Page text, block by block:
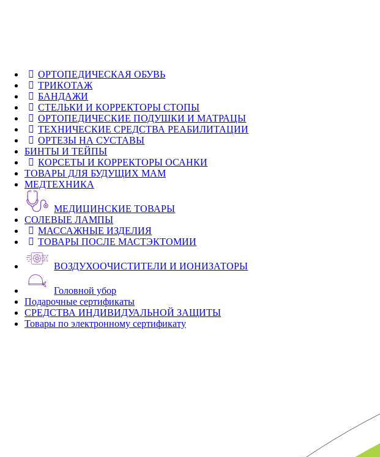
ОРТОПЕДИЧЕСКАЯ ОБУВЬ
ТРИКОТАЖ
БАНДАЖИ
СТЕЛЬКИ И КОРРЕКТОРЫ СТОПЫ
ОРТОПЕДИЧЕСКИЕ ПОДУШКИ И МАТРАЦЫ
ТЕХНИЧЕСКИЕ СРЕДСТВА РЕАБИЛИТАЦИИ
ОРТЕЗЫ НА СУСТАВЫ
БИНТЫ И ТЕЙПЫ
КОРСЕТЫ И КОРРЕКТОРЫ ОСАНКИ
ТОВАРЫ ДЛЯ БУДУЩИХ МАМ
МЕДТЕХНИКА
МЕДИЦИНСКИЕ ТОВАРЫ
СОЛЕВЫЕ ЛАМПЫ
МАССАЖНЫЕ ИЗДЕЛИЯ
ТОВАРЫ ПОСЛЕ МАСТЭКТОМИИ
ВОЗДУХООЧИСТИТЕЛИ И ИОНИЗАТОРЫ
Головной убор
Подарочные сертификаты
СРЕДСТВА ИНДИВИДУАЛЬНОЙ ЗАЩИТЫ
Товары по электронному сертификату